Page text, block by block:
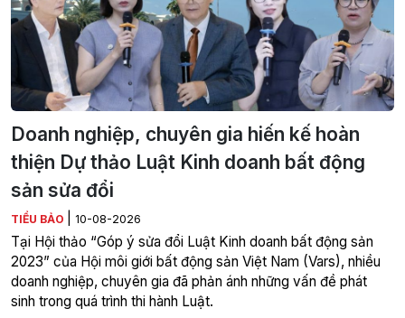
Doanh nghiệp, chuyên gia hiến kế hoàn
thiện Dự thảo Luật Kinh doanh bất động
sản sửa đổi
TIỂU BẢO 10-08-2026
Tại Hội thảo “Góp ý sửa đổi Luật Kinh doanh bất động sản
2023” của Hội môi giới bất động sản Việt Nam (Vars), nhiều
doanh nghiệp, chuyên gia đã phản ánh những vấn đề phát
sinh trong quá trình thi hành Luật.